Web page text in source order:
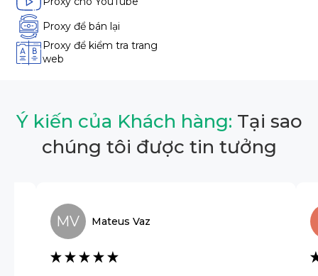
Proxy để bán lại
Proxy để kiểm tra trang
web
Ý kiến của Khách hàng: Tại sao
chúng tôi được tin tưởng
MV Mateus Vaz